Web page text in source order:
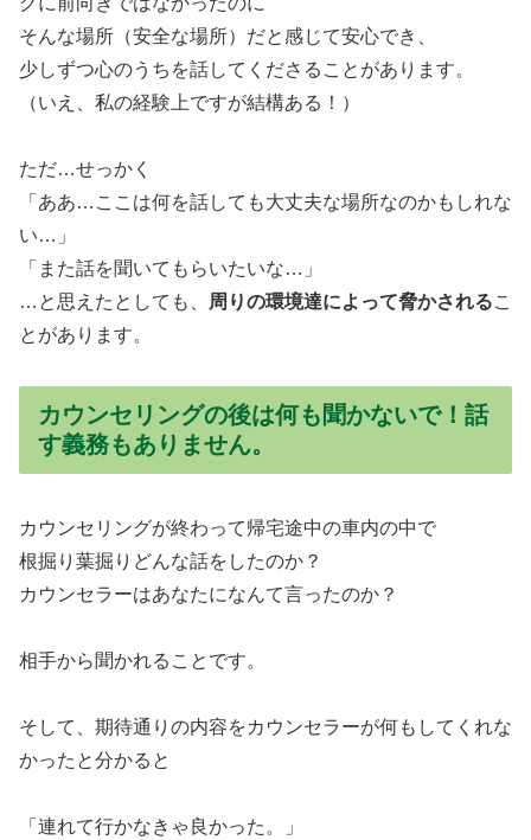
そんな場所（安全な場所）だと感じて安心でき、
少しずつ心のうちを話してくださることがあります。
（いえ、私の経験上ですが結構ある！）
ただ…せっかく
「ああ…ここは何を話しても大丈夫な場所なのかもしれな
い…」
「また話を聞いてもらいたいな…」
…と思えたとしても、
周りの環境達によって脅かされるこ
とがあります。
カウンセリングの後は何も聞かないで！話
す義務もありません。
カウンセリングが終わって帰宅途中の車内の中で
根掘り葉掘りどんな話をしたのか？
カウンセラーはあなたになんて言ったのか？
相手から聞かれることです。
そして、期待通りの内容をカウンセラーが何もしてくれな
かったと分かると
「連れて行かなきゃ良かった。」